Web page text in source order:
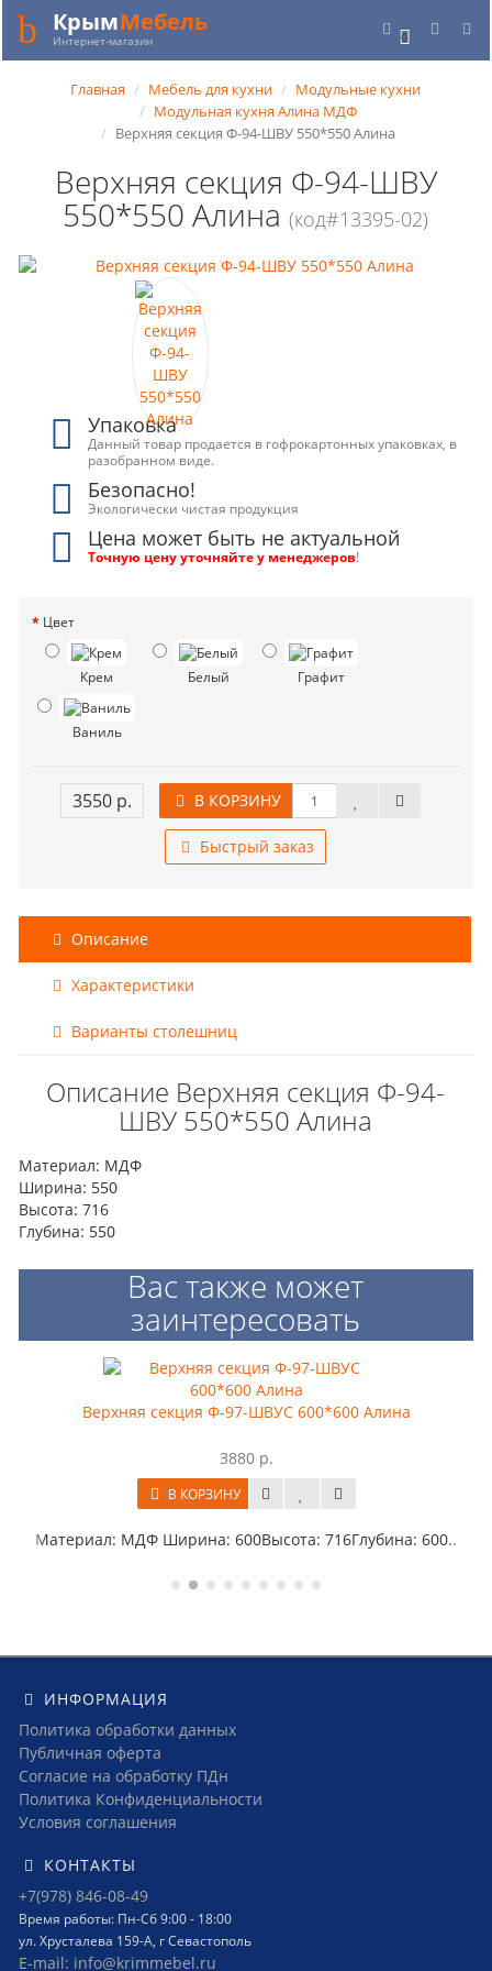
0
КрымМебель
Интернет-магазин
Главная Мебель для кухни
Модульные кухни
Модульная кухня Алина МДФ
Верхняя секция Ф-94-ШВУ 550*550 Алина
Верхняя секция Ф-94-ШВУ
550*550 Алина(код#13395-02)
Упаковка
Данный товар продается в гофрокартонных упаковках, в
разобранном виде.
Безопасно!
Экологически чистая продукция
Цена может быть не актуальной
Точную цену уточняйте у менеджеров!
Цвет
Крем Белый Графит
Ваниль
3550 р. В КОРЗИНУ
Быстрый заказ
Описание
Характеристики
Варианты столешниц
Описание Верхняя секция Ф-94-
ШВУ 550*550 Алина
Материал: МДФ
Ширина: 550
Высота: 716
Глубина: 550
Вас также может
заинтересовать
Верхняя секция Ф-97-ШВУС 600*600 Алина
3880 р.
В КОРЗИНУ
Материал: МДФ Ширина: 600Высота: 716Глубина: 600..
ИНФОРМАЦИЯ
Политика обработки данных
Публичная оферта
Согласие на обработку ПДн
Политика Конфиденциальности
Условия соглашения
КОНТАКТЫ
+7(978) 846-08-49
Время работы: Пн-Сб 9:00 - 18:00
ул. Хрусталева 159-А, г Севастополь
E-mail: info@krimmebel.ru